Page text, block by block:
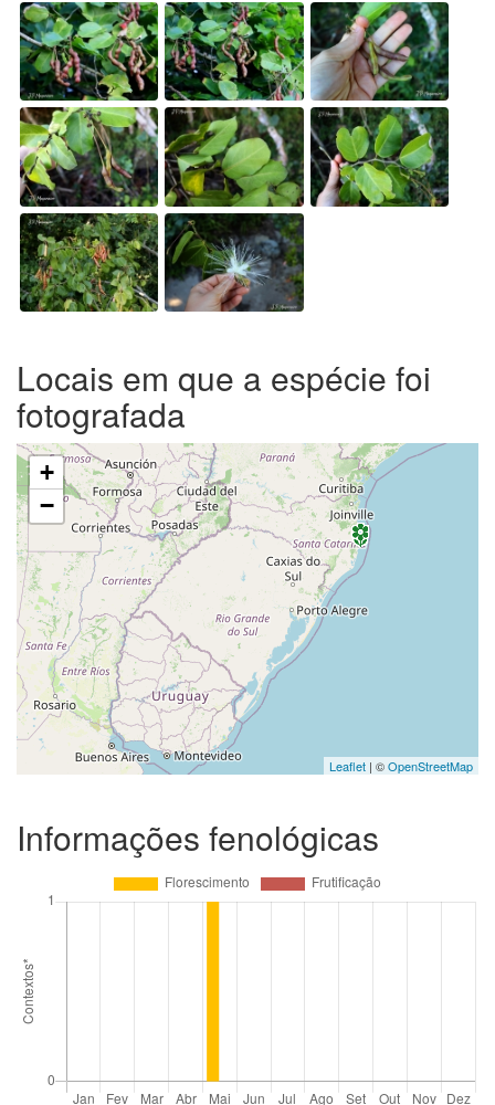
Locais em que a espécie foi
fotografada
+
−
Leaflet | ©OpenStreetMap
Informações fenológicas